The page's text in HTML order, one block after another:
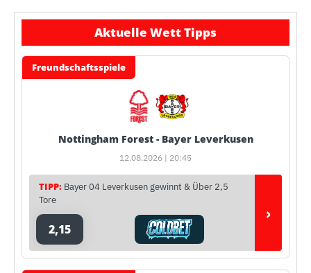
Aktuelle Wett Tipps
Freundschaftsspiele
Nottingham Forest - Bayer Leverkusen
12.08.2026 | 20:45
TIPP: Bayer 04 Leverkusen gewinnt & Über 2,5
Tore
2,15
›